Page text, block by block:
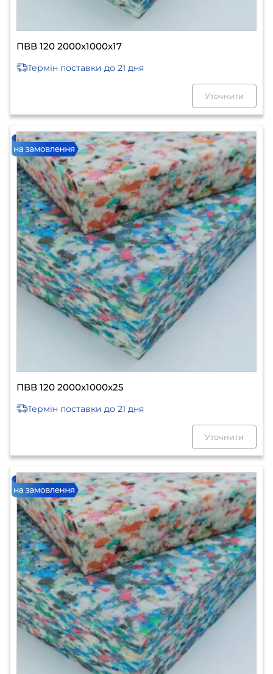
ПВВ 120 2000х1000х17
Термін поставки до 21 дня
Уточнити
ПВВ 120 2000х1000х25
Термін поставки до 21 дня
Уточнити